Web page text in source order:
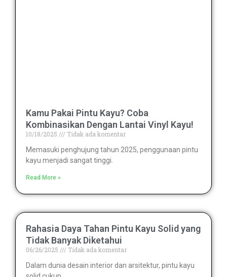
Kamu Pakai Pintu Kayu? Coba
Kombinasikan Dengan Lantai Vinyl Kayu!
10/18/2025
Tidak ada komentar
Memasuki penghujung tahun 2025, penggunaan pintu
kayu menjadi sangat tinggi.
Read More »
Rahasia Daya Tahan Pintu Kayu Solid yang
Tidak Banyak Diketahui
06/26/2025
Tidak ada komentar
Dalam dunia desain interior dan arsitektur, pintu kayu